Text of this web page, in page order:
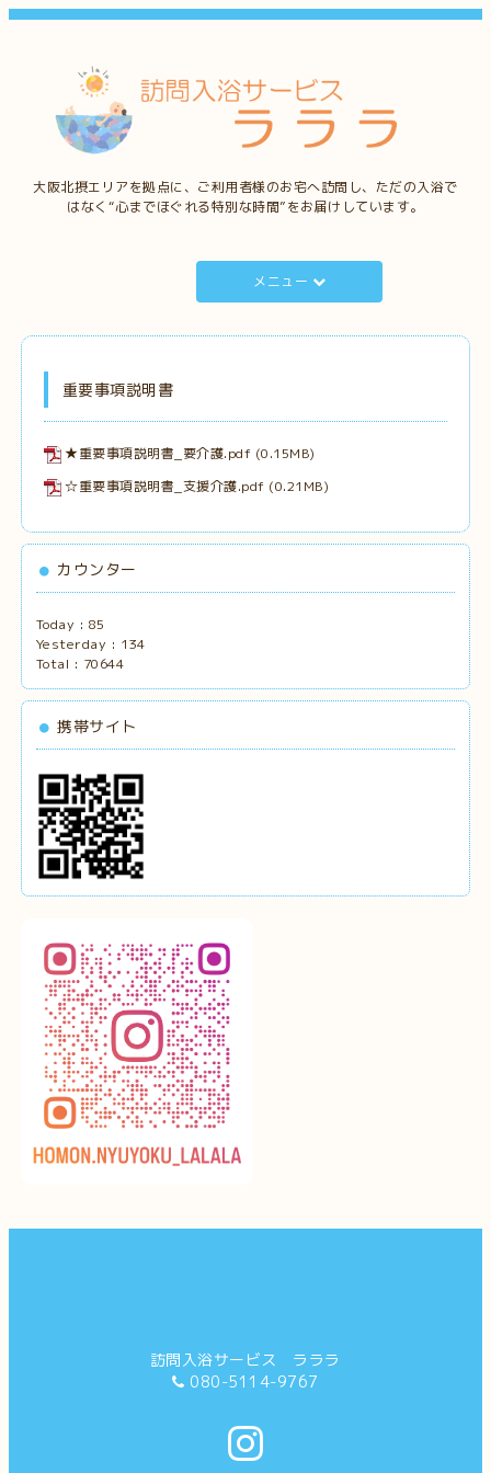
大阪北摂エリアを拠点に、ご利用者様のお宅へ訪問し、ただの入浴で
はなく“心までほぐれる特別な時間”をお届けしています。
メニュー
重要事項説明書
★重要事項説明書_要介護.pdf (0.15MB)
☆重要事項説明書_支援介護.pdf (0.21MB)
カウンター
Today : 85
Yesterday : 134
Total : 70644
携帯サイト
訪問入浴サービス ラララ
080-5114-9767